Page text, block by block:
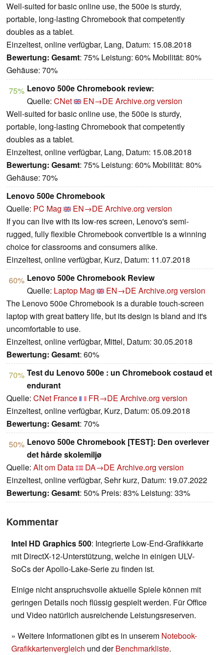
Well-suited for basic online use, the 500e is sturdy,
portable, long-lasting Chromebook that competently
doubles as a tablet.
Einzeltest, online verfügbar, Lang, Datum: 15.08.2018
Bewertung: Gesamt: 75% Leistung: 60% Mobilität: 80%
Gehäuse: 70%
75% Lenovo 500e Chromebook review:
Quelle: CNet EN→DE Archive.org version
Well-suited for basic online use, the 500e is sturdy,
portable, long-lasting Chromebook that competently
doubles as a tablet.
Einzeltest, online verfügbar, Lang, Datum: 15.08.2018
Bewertung: Gesamt: 75% Leistung: 60% Mobilität: 80%
Gehäuse: 70%
Lenovo 500e Chromebook
Quelle: PC Mag EN→DE Archive.org version
If you can live with its low-res screen, Lenovo's semi-
rugged, fully flexible Chromebook convertible is a winning
choice for classrooms and consumers alike.
Einzeltest, online verfügbar, Kurz, Datum: 11.07.2018
60% Lenovo 500e Chromebook Review
Quelle: Laptop Mag EN→DE Archive.org version
The Lenovo 500e Chromebook is a durable touch-screen
laptop with great battery life, but its design is bland and it's
uncomfortable to use.
Einzeltest, online verfügbar, Mittel, Datum: 30.05.2018
Bewertung: Gesamt: 60%
70% Test du Lenovo 500e : un Chromebook costaud et
endurant
Quelle: CNet France FR→DE Archive.org version
Einzeltest, online verfügbar, Kurz, Datum: 05.09.2018
Bewertung: Gesamt: 70%
50% Lenovo 500e Chromebook [TEST]: Den overlever
det hårde skolemiljø
Quelle: Alt om Data DA→DE Archive.org version
Einzeltest, online verfügbar, Sehr kurz, Datum: 19.07.2022
Bewertung: Gesamt: 50% Preis: 83% Leistung: 33%
Kommentar
Intel HD Graphics 500: Integrierte Low-End-Grafikkarte
mit DirectX-12-Unterstützung, welche in einigen ULV-
SoCs der Apollo-Lake-Serie zu finden ist.
Einige nicht anspruchsvolle aktuelle Spiele können mit
geringen Details noch flüssig gespielt werden. Für Office
und Video natürlich ausreichende Leistungsreserven.
» Weitere Informationen gibt es in unserem Notebook-
Grafikkartenvergleich und derBenchmarkliste.